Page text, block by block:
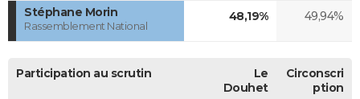
Stéphane Morin
Rassemblement National
48,19% 49,94%
Participation au scrutin
Le
Douhet
Circonscri
ption